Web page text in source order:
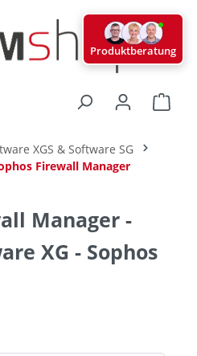
XGS & Software SG
Firewall Manager
Manager -
XG - Sophos
Produktberatung